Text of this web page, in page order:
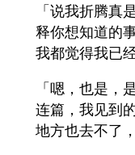
「说我折腾真
释你想知道的
我都觉得我已
「嗯，也是，
连篇，我见到
地方也去不了